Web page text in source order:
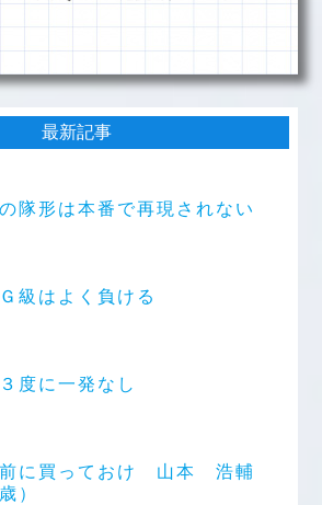
最新記事
隊形は本番で再現されない
級はよく負ける
度に一発なし
前に買っておけ 山本 浩輔
）